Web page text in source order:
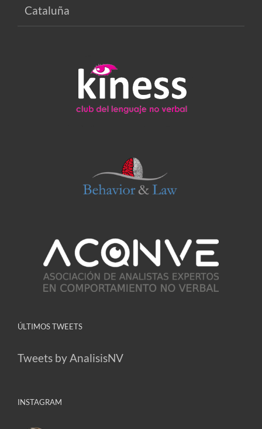
Cataluña
ÚLTIMOS TWEETS
Tweets by AnalisisNV
INSTAGRAM